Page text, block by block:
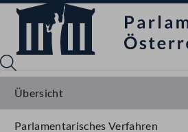
Übersicht
Parlamentarisches Verfahren